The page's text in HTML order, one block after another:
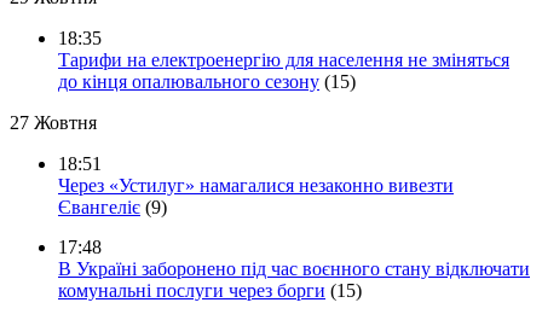
18:35
Тарифи на електроенергію для населення не зміняться
до кінця опалювального сезону (15)
27 Жовтня
18:51
Через «Устилуг» намагалися незаконно вивезти
Євангеліє (9)
17:48
В Україні заборонено під час воєнного стану відключати
комунальні послуги через борги (15)